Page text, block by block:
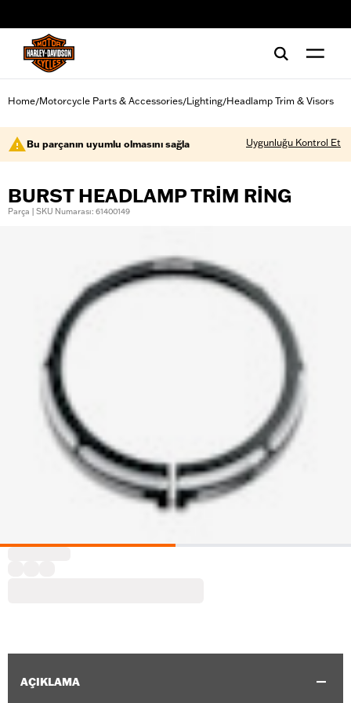
Home/Motorcycle Parts & Accessories/Lighting/Headlamp Trim & Visors
Bu parçanın uyumlu olmasını sağla Uygunluğu Kontrol Et
BURST HEADLAMP TRIM RING
Parça | SKU Numarası: 61400149
AÇIKLAMA